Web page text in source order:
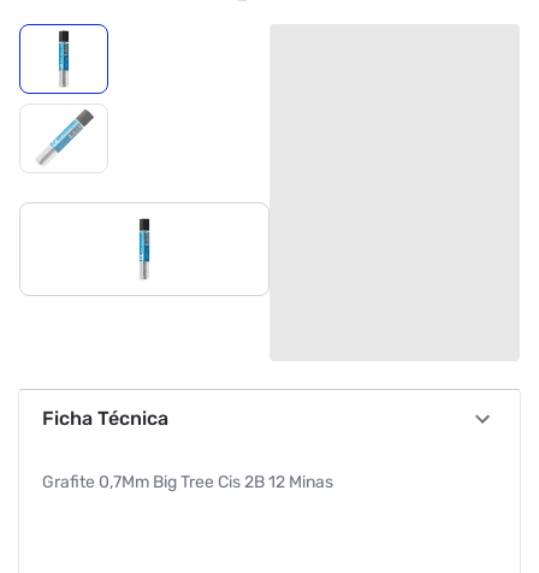
Ficha Técnica
Grafite 0,7Mm Big Tree Cis 2B 12 Minas